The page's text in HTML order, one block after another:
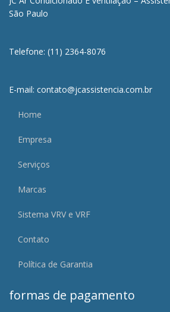
São Paulo
Telefone: (11) 2364-8076
E-mail: contato@jcassistencia.com.br
Home
Empresa
Serviços
Marcas
Sistema VRV e VRF
Contato
Política de Garantia
formas de pagamento